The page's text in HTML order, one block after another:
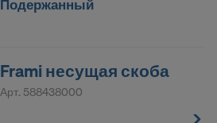
Подержанный
Frami несущая скоба
Арт. 588438000